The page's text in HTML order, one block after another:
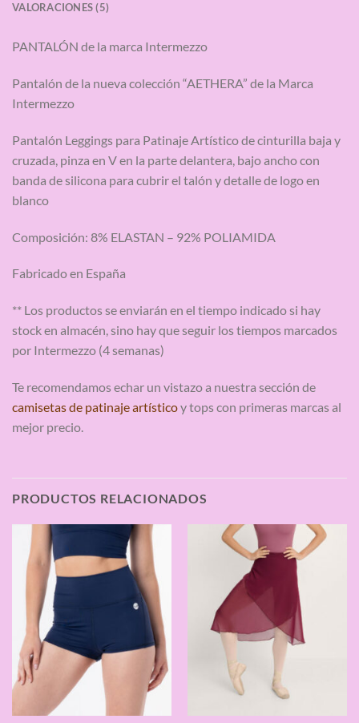
VALORACIONES (5)
PANTALÓN de la marca Intermezzo
Pantalón de la nueva colección “AETHERA” de la Marca
Intermezzo
Pantalón Leggings para Patinaje Artístico de cinturilla baja y
cruzada, pinza en V en la parte delantera, bajo ancho con
banda de silicona para cubrir el talón y detalle de logo en
blanco
Composición: 8% ELASTAN – 92% POLIAMIDA
Fabricado en España
** Los productos se enviarán en el tiempo indicado si hay
stock en almacén, sino hay que seguir los tiempos marcados
por Intermezzo (4 semanas)
Te recomendamos echar un vistazo a nuestra sección de
camisetas de patinaje artísticoy tops con primeras marcas al
mejor precio.
PRODUCTOS RELACIONADOS